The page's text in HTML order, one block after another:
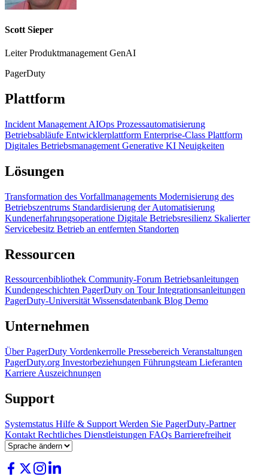
Scott Sieper
Leiter Produktmanagement GenAI
PagerDuty
Plattform
Incident Management AIOps Prozessautomatisierung
Betriebsabläufe Entwicklerplattform Enterprise-Class Plattform
Digitales Betriebsmanagement Generative KI Neuigkeiten
Lösungen
Transformation des Vorfallmanagements Modernisierung des
Betriebszentrums Standardisierung der Automatisierung
Kundenerfahrungsoperatione Digitale Betriebsresilienz Skalierter
Servicebesitz Betrieb an entfernten Standorten
Ressourcen
Ressourcenbibliothek Community-Forum Betriebsanleitungen
Kundengeschichten PagerDuty on TourIntegrationsanleitungen
PagerDuty-UniversitätWissensdatenbank Blog Demo
Unternehmen
Über PagerDuty Vordenkerrolle Pressebereich Veranstaltungen
PagerDuty.org Investorbeziehungen Führungsteam Lieferanten
Karriere Auszeichnungen
Support
Systemstatus Hilfe & Support Werden Sie PagerDuty-Partner
Kontakt Rechtliches Dienstleistungen FAQs Barrierefreiheit